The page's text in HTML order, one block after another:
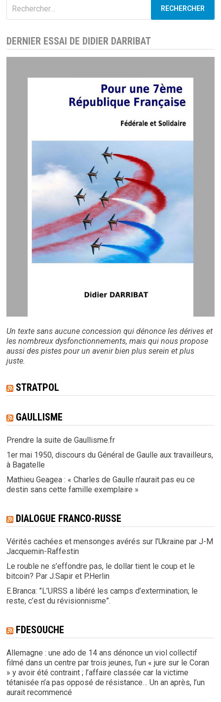
DERNIER ESSAI DE DIDIER DARRIBAT
Un texte sans aucune concession qui dénonce les dérives et
les nombreux dysfonctionnements, mais qui nous propose
aussi des pistes pour un avenir bien plus serein et plus
juste.
STRATPOL
GAULLISME
Prendre la suite de Gaullisme.fr
1er mai 1950, discours du Général de Gaulle aux travailleurs,
à Bagatelle
Mathieu Geagea : « Charles de Gaulle n’aurait pas eu ce
destin sans cette famille exemplaire »
DIALOGUE FRANCO-RUSSE
Vérités cachées et mensonges avérés sur l’Ukraine par J-M
Jacquemin-Raffestin
Le rouble ne s’effondre pas, le dollar tient le coup et le
bitcoin? Par J.Sapir et P.Herlin
E.Branca: ”L’URSS a libéré les camps d’extermination; le
reste, c’est du révisionnisme”.
FDESOUCHE
Allemagne : une ado de 14 ans dénonce un viol collectif
filmé dans un centre par trois jeunes, l’un « jure sur le Coran
» y avoir été contraint ; l’affaire classée car la victime
tétanisée n’a pas opposé de résistance… Un an après, l’un
aurait recommencé